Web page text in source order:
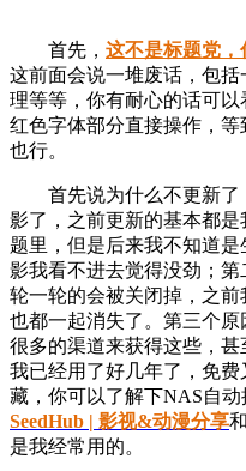
首先， 这不是标题党，
这前面会说一堆废话，包
理等等，你有耐心的话可
红色字体部分直接操作，
也行。
首先说为什么不更新了
影了，之前更新的基本都
题里，但是后来我不知道
影我看不进去觉得没劲；
轮一轮的会被关闭掉，之
也都一起消失了。第三个
很多的渠道来获得这些，甚
我已经用了好几年了，免
藏，你可以了解下NAS自动
SeedHub | 影视&动漫分享和
是我经常用的。